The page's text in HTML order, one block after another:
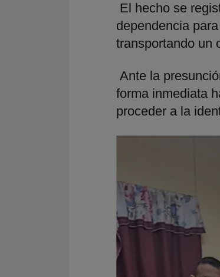
El hecho se
dependencia
transportando un
Ante la
forma inmediata
proceder a la